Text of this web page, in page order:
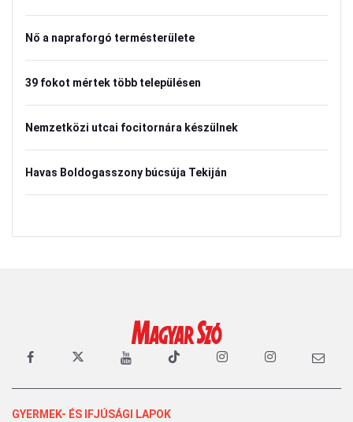
Nő a napraforgó termésterülete
39 fokot mértek több településen
Nemzetközi utcai focitornára készülnek
Havas Boldogasszony búcsúja Tekiján
GYERMEK- ÉS IFJÚSÁGI LAPOK